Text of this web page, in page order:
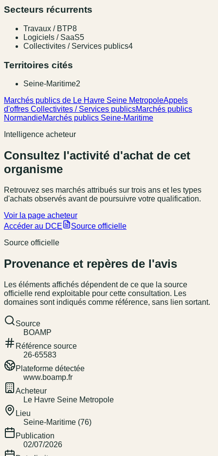
Secteurs récurrents
Travaux / BTP8
Logiciels / SaaS5
Collectivites / Services publics4
Territoires cités
Seine-Maritime2
Marchés publics de Le Havre Seine MetropoleAppels
d'offres Collectivites / Services publicsMarchés publics
NormandieMarchés publics Seine-Maritime
Intelligence acheteur
Consultez l'activité d'achat de cet
organisme
Retrouvez ses marchés attribués sur trois ans et les types
d'achats observés avant de poursuivre votre qualification.
Voir la page acheteur
Accéder au DCE
Source officielle
Source officielle
Provenance et repères de l'avis
Les éléments affichés dépendent de ce que la source
officielle rend exploitable pour cette consultation. Les
domaines sont indiqués comme référence, sans lien sortant.
Source
BOAMP
Référence source
26-65583
Plateforme détectée
www.boamp.fr
Acheteur
Le Havre Seine Metropole
Lieu
Seine-Maritime (76)
Publication
02/07/2026